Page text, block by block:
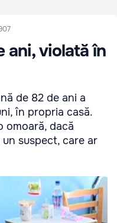
ani, violată în
de 82 de ani a
în propria casă.
omoară, dacă
suspect, care ar